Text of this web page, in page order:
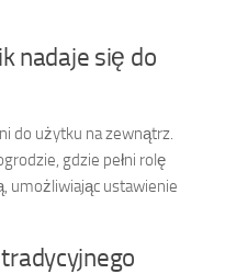
nadaje się do
do użytku na zewnątrz.
gdzie pełni rolę
umożliwiając ustawienie